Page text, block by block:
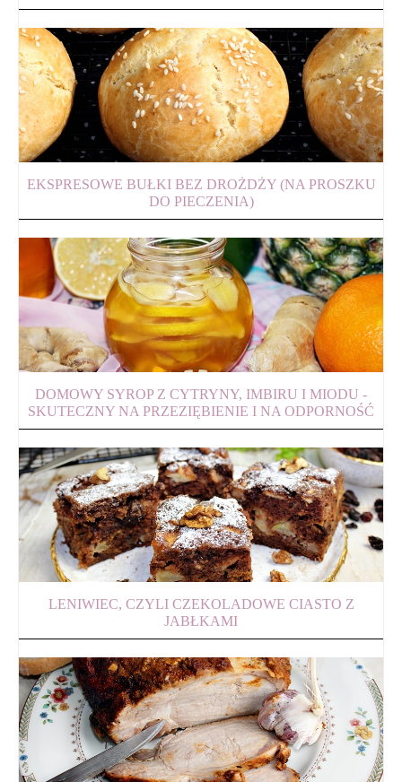
EKSPRESOWE BUŁKI BEZ DROŻDŻY (NA PROSZKU
DO PIECZENIA)
DOMOWY SYROP Z CYTRYNY, IMBIRU I MIODU -
SKUTECZNY NA PRZEZIĘBIENIE I NA ODPORNOŚĆ
LENIWIEC, CZYLI CZEKOLADOWE CIASTO Z
JABŁKAMI